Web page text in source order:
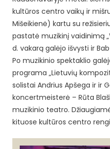
kultūros centro vaikų ir
Mišeikienė) kartu su
pastatė muzikinį vaidinimą
d. vakarą galėjo išvysti ir
Po muzikinio spektaklio
programa „Lietuvių
solistai Andrius Apšega ir ir
koncertmeisterė – Rūta
muzikinio teatro.
kituose kultūros centro